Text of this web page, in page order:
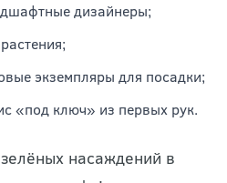
дизайнеры;
экземпляры для посадки;
«под ключ» из первых рук.
насаждений в